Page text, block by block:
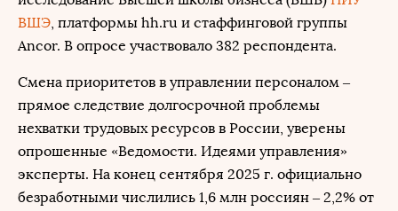
ВШЭ, платформы hh.ru и стаффинговой группы
Ancor. В опросе участвовало 382 респондента.
Смена приоритетов в управлении персоналом –
прямое следствие долгосрочной проблемы
нехватки трудовых ресурсов в России, уверены
опрошенные «Ведомости. Идеями управления»
эксперты. На конец сентября 2025 г. официально
безработными числились 1,6 млн россиян – 2,2% от